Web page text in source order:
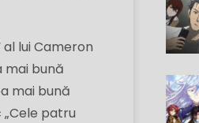
al lui Cameron
mai bună
mai bună
patru